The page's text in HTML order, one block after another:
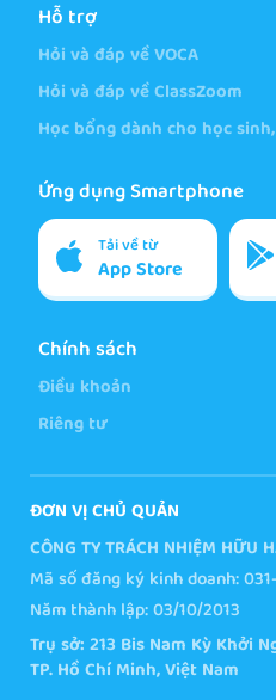
Hỗ trợ
Hỏi và đáp về VOCA
Hỏi và đáp về ClassZoom
Học bổng dành cho học
Ứng dụng Smartphone
Tải về từ
App Store
Chính sách
Điều khoản
Riêng tư
ĐƠN VỊ CHỦ QUẢN
CÔNG TY TRÁCH NHIỆM HỮU
Mã số đăng ký kinh doanh:
Năm thành lập: 03/10/2013
Trụ sở: 213 Bis Nam Kỳ Khởi
TP. Hồ Chí Minh, Việt Nam